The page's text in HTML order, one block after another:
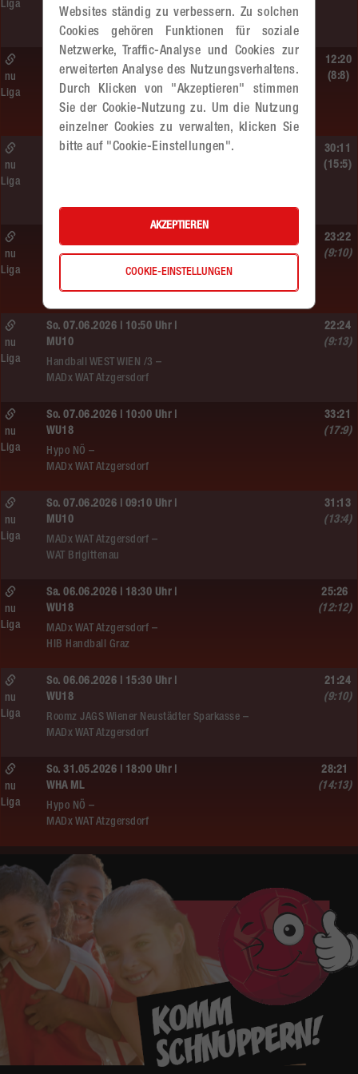
MADx WAT Atzgersdorf –
HIB Handball Graz
Liga
Sa. 13.06.2026 | 14:30 Uhr |
WU12
Hypo NÖ –
MADx WAT Atzgersdorf
nu
Liga
12:20
(8:8)
Sa. 13.06.2026 | 10:50 Uhr |
nu
Liga
30:11
(15:5)
WU18
MADx WAT Atzgersdorf –
HIB Handball Graz
nu
Liga
23:22
(9:10)
So. 07.06.2026 | 10:50 Uhr |
MU10
Handball WEST WIEN /3 –
MADx WAT Atzgersdorf
nu
Liga
22:24
(9:13)
So. 07.06.2026 | 10:00 Uhr |
WU18
Hypo NÖ –
MADx WAT Atzgersdorf
nu
Liga
33:21
(17:9)
So. 07.06.2026 | 09:10 Uhr |
MU10
MADx WAT Atzgersdorf –
WAT Brigittenau
nu
Liga
31:13
(13:4)
Sa. 06.06.2026 | 18:30 Uhr |
WU18
MADx WAT Atzgersdorf –
HIB Handball Graz
nu
Liga
25:26
(12:12)
So. 06.06.2026 | 15:30 Uhr |
WU18
Roomz JAGS Wiener Neustädter Sparkasse –
MADx WAT Atzgersdorf
nu
Liga
21:24
(9:10)
So. 31.05.2026 | 18:00 Uhr |
WHA ML
Hypo NÖ –
MADx WAT Atzgersdorf
nu
Liga
28:21
(14:13)
Websites ständig zu verbessern. Zu solchen
Cookies gehören Funktionen für soziale
Netzwerke, Traffic-Analyse und Cookies zur
erweiterten Analyse des Nutzungsverhaltens.
Durch Klicken von "Akzeptieren" stimmen
Sie der Cookie-Nutzung zu. Um die Nutzung
einzelner Cookies zu verwalten, klicken Sie
bitte auf "Cookie-Einstellungen".
AKZEPTIEREN
COOKIE-EINSTELLUNGEN